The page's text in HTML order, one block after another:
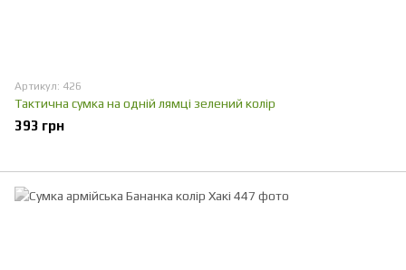
Артикул: 426
Тактична сумка на одній лямці зелений колір
393 грн